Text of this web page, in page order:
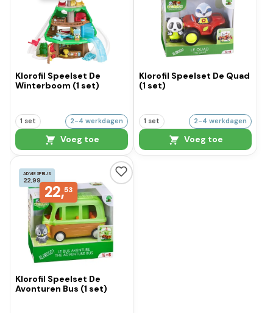
Klorofil Speelset De
Winterboom (1 set)
1 set 2-4 werkdagen
Voeg toe
Klorofil Speelset De Quad
(1 set)
1 set 2-4 werkdagen
Voeg toe
ADVIESPRIJS
22,99
22,53
Klorofil Speelset De
Avonturen Bus (1 set)